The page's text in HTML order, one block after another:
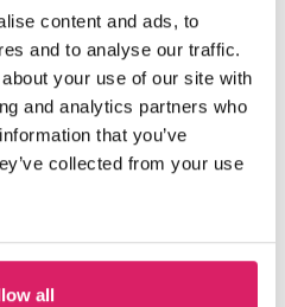
content and ads, to
and to analyse our traffic.
your use of our site with
and analytics partners who
that you’ve
collected from your use
all